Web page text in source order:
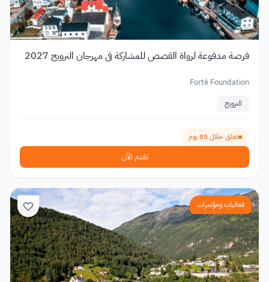
فرصة مدفوعة لرواة القصص للمشاركة في مهرجان النرويج 2027
Forté Foundation
النرويج
تغلق خلال 85 يوم
تقدم الآن
فعاليات ومؤتمرات